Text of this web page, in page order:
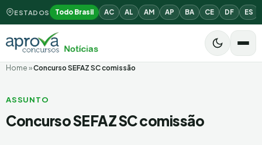
ESTADOS Todo Brasil AC AL AM AP BA CE DF ES
Home »Concurso SEFAZ SC comissão
ASSUNTO
Concurso SEFAZ SC comissão